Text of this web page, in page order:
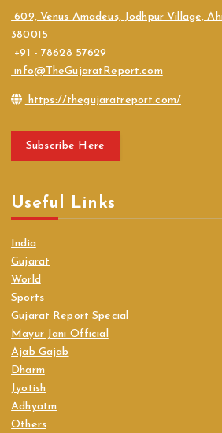
609, Venus Amadeus, Jodhpur Village,
380015
+91 - 78628 57629
info@TheGujaratReport.com
https://thegujaratreport.com/
Subscribe Here
Useful Links
India
Gujarat
World
Sports
Gujarat Report Special
Mayur Jani Official
Ajab Gajab
Dharm
Jyotish
Adhyatm
Others